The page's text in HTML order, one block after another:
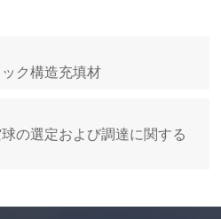
ク構造充填材
の選定および調達に関する